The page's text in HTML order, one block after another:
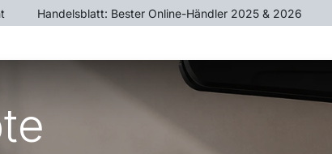
​Handelsblatt: Bester Online-Händler 2025 & 2026